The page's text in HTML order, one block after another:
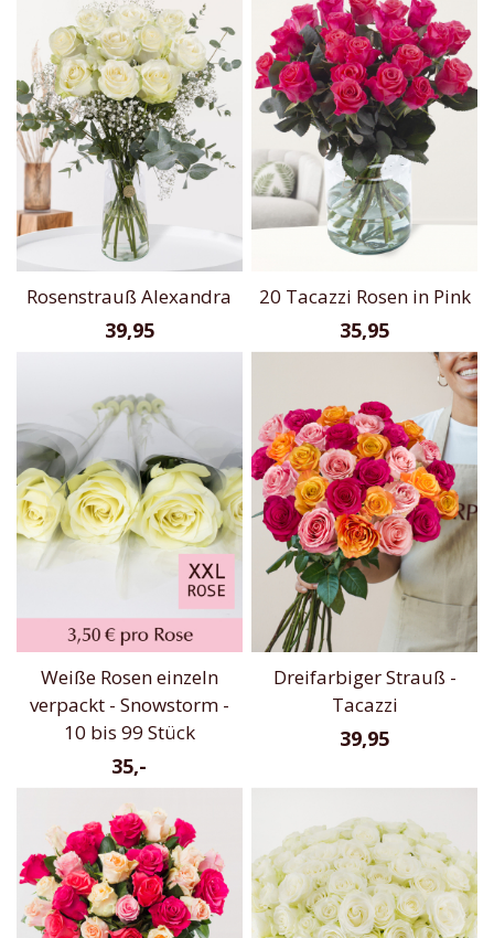
Rosenstrauß Alexandra
39,95
20 Tacazzi Rosen in Pink
35,95
Weiße Rosen einzeln
verpackt - Snowstorm -
10 bis 99 Stück
35,-
Dreifarbiger Strauß -
Tacazzi
39,95